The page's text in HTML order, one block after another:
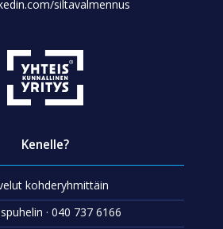
siltavalmennus
Kenelle?
kohderyhmittäin
· 040 737 6166